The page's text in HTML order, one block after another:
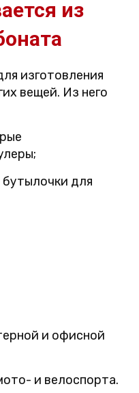
из
изготовления
вещей. Из него
для
и офисной
и велоспорта.